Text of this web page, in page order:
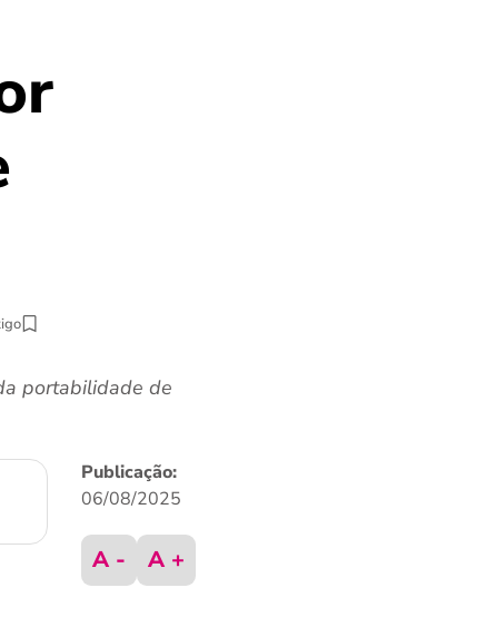
portabilidade de
Publicação:
06/08/2025
A - A +